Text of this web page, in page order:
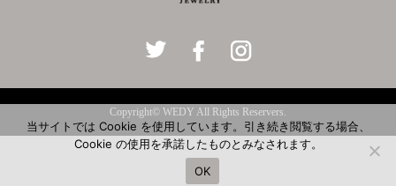
Copyright© WEDY All Rights Reservers.
当サイトでは Cookie を使用しています。引き続き閲覧する場合、
Cookie の使用を承諾したものとみなされます。
OK